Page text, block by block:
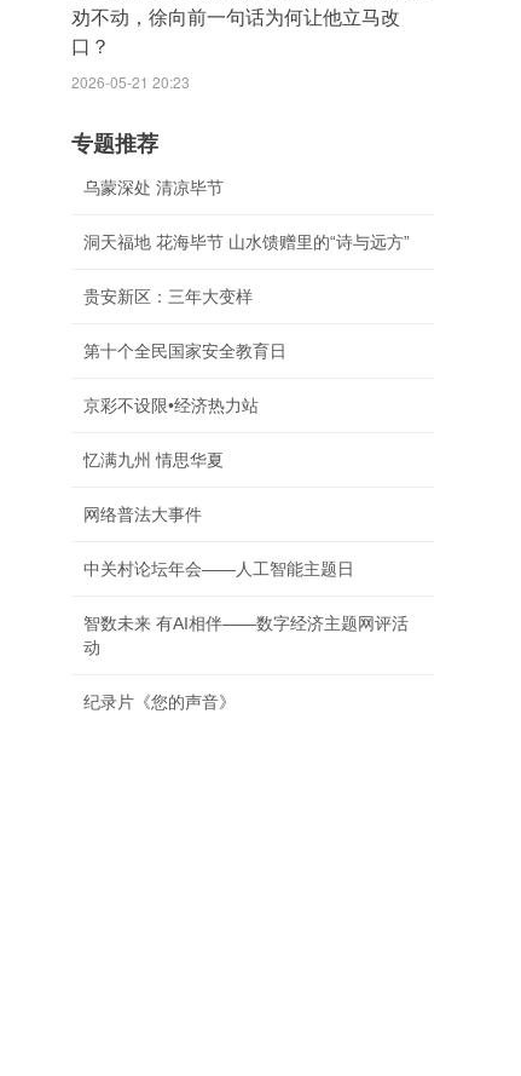
劝不动，徐向前一句话为何让他立马改
口？
2026-05-21 20:23
专题推荐
乌蒙深处 清凉毕节
洞天福地 花海毕节 山水馈赠里的“诗与远方”
贵安新区：三年大变样
第十个全民国家安全教育日
京彩不设限•经济热力站
忆满九州 情思华夏
网络普法大事件
中关村论坛年会——人工智能主题日
智数未来 有AI相伴——数字经济主题网评活
动
纪录片《您的声音》